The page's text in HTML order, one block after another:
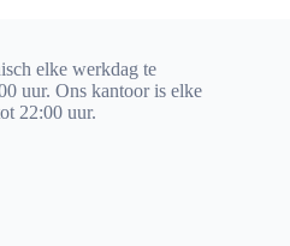
elke werkdag te
uur. Ons kantoor is elke
22:00 uur.